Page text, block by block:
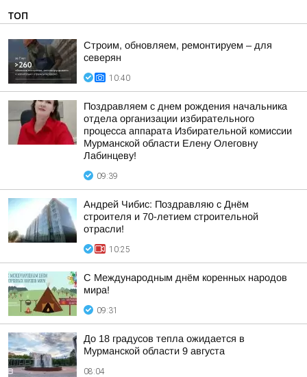
ТОП
Строим, обновляем, ремонтируем – для
северян
10:40
Поздравляем с днем рождения начальника
отдела организации избирательного
процесса аппарата Избирательной комиссии
Мурманской области Елену Олеговну
Лабинцеву!
09:39
Андрей Чибис: Поздравляю с Днём
строителя и 70-летием строительной
отрасли!
10:25
С Международным днём коренных народов
мира!
09:31
До 18 градусов тепла ожидается в
Мурманской области 9 августа
08:04